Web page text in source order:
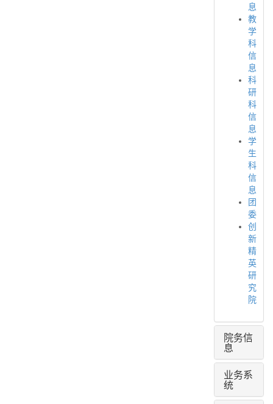
息
教
学
科
信
息
科
研
科
信
息
学
生
科
信
息
团
委
创
新
精
英
研
究
院
院务信
息
业务系
统